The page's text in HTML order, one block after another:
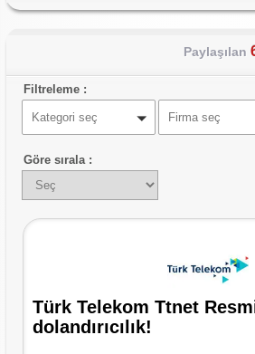
Paylaşılan
Filtreleme :
Kategori seç Firma seç
Göre sırala :
Türk Telekom Ttnet
dolandırıcılık!